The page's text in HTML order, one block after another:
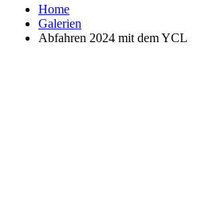
Home
Galerien
Abfahren 2024 mit dem YCL